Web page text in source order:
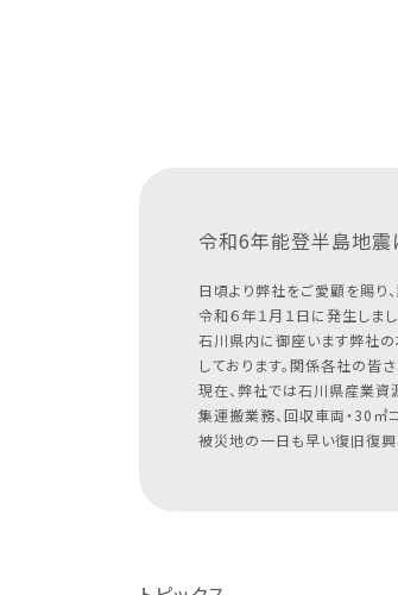
令和6年能登半島地震
日頃より弊社をご愛顧を賜り
令和６年１月１日に発生しま
石川県内に御座います弊社の
しております。関係各社の皆
現在、弊社では石川県産業資
集運搬業務、回収車両・30㎥
被災地の一日も早い復旧復興